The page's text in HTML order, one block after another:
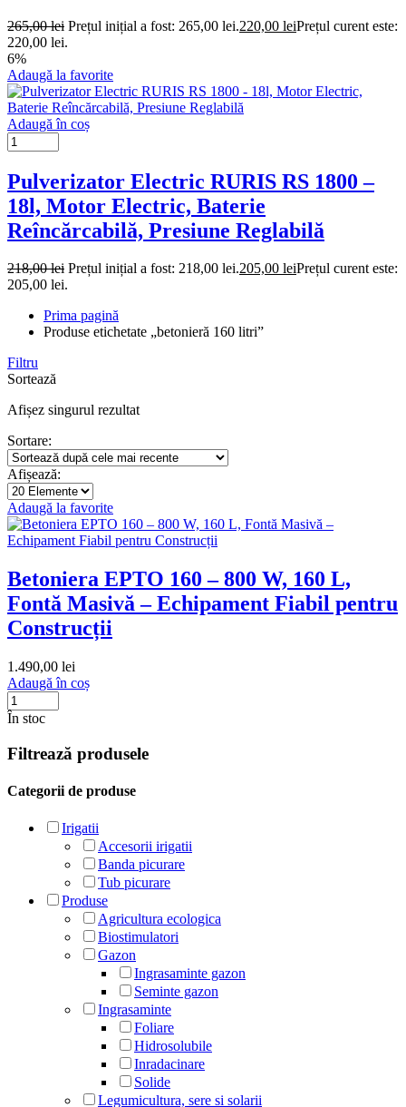
265,00lei Prețul inițial a fost: 265,00 lei.220,00 leiPrețul curent este:
220,00 lei.
6%
Adaugă la favorite
Adaugă în coș
Pulverizator Electric RURIS RS 1800 –
18l, Motor Electric, Baterie
Reîncărcabilă, Presiune Reglabilă
218,00lei Prețul inițial a fost: 218,00 lei.205,00 leiPrețul curent este:
205,00 lei.
Prima pagină
Produse etichetate „betonieră 160 litri”
Filtru
Sortează
Afișez singurul rezultat
Sortare:
Afișează:
Adaugă la favorite
Betoniera EPTO 160 – 800 W, 160 L,
Fontă Masivă – Echipament Fiabil pentru
Construcții
1.490,00 lei
Adaugă în coș
În stoc
Filtrează produsele
Categorii de produse
Irigatii
Accesorii irigatii
Banda picurare
Tub picurare
Produse
Agricultura ecologica
Biostimulatori
Gazon
Ingrasaminte gazon
Seminte gazon
Ingrasaminte
Foliare
Hidrosolubile
Inradacinare
Solide
Legumicultura, sere si solarii